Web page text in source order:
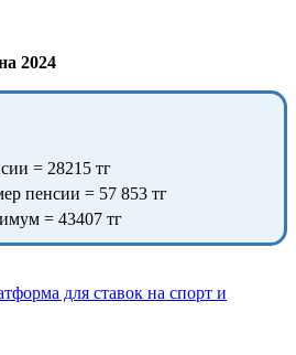
2024
= 28215 тг
пенсии = 57 853 тг
= 43407 тг
для ставок на спорт и